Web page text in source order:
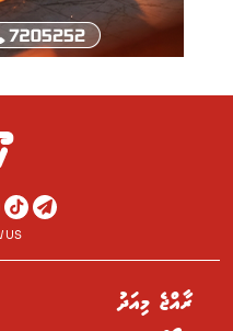
US
ރާއްޖެ މިއަދު